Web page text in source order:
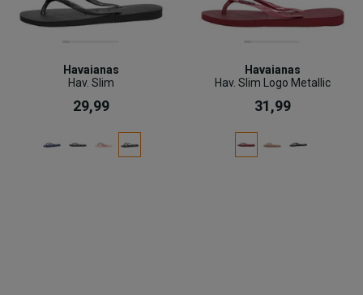
Havaianas
Hav. Slim
29,99
Havaianas
Hav. Slim Logo Metallic
31,99